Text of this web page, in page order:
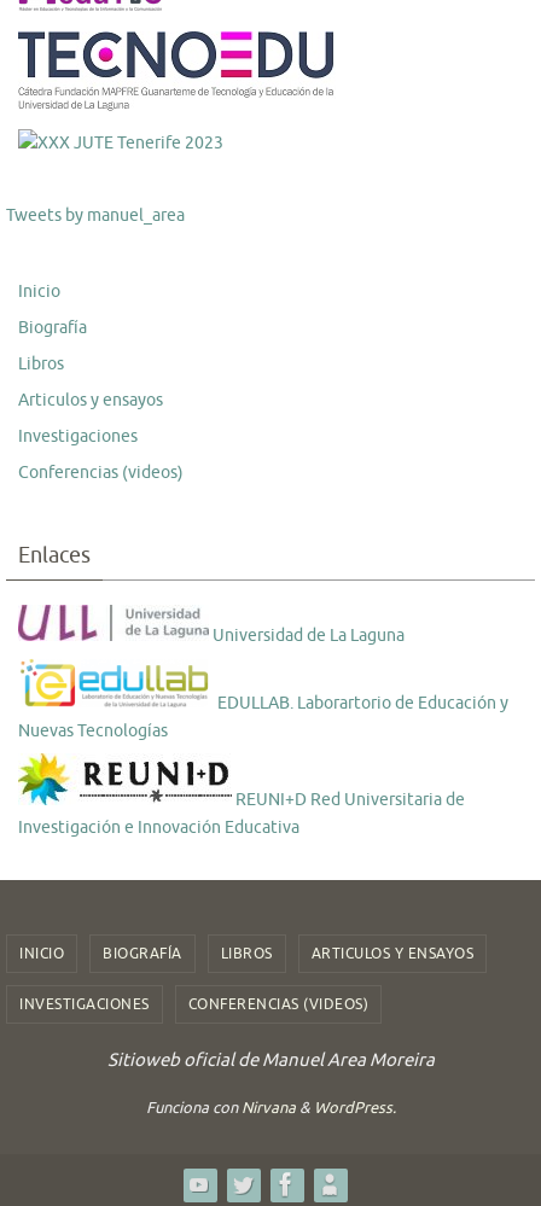
Tweets by manuel_area
Inicio
Biografía
Libros
Articulos y ensayos
Investigaciones
Conferencias (videos)
Enlaces
Universidad de La Laguna
EDULLAB. Laborartorio de Educación y
Nuevas Tecnologías
REUNI+D Red Universitaria de
Investigación e Innovación Educativa
INICIO BIOGRAFÍA LIBROS ARTICULOS Y ENSAYOS
INVESTIGACIONES CONFERENCIAS (VIDEOS)
Sitioweb oficial de Manuel Area Moreira
Funciona conNirvana& WordPress.